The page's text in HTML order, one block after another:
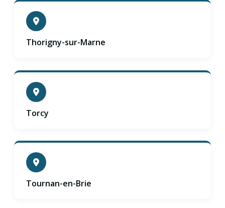
Thorigny-sur-Marne
Torcy
Tournan-en-Brie